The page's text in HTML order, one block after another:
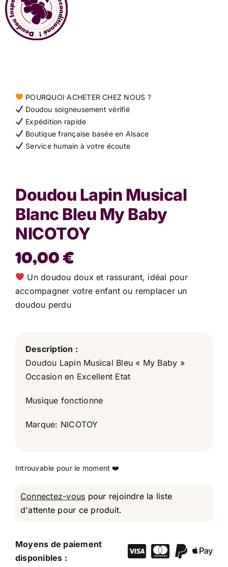
Contact
POURQUOI ACHETER CHEZ NOUS ?
Doudou soigneusement vérifié
Expédition rapide
Boutique française basée en Alsace
Service humain à votre écoute
Doudou Lapin Musical
Blanc Bleu My Baby
NICOTOY
10,00€
Un doudou doux et rassurant, idéal pour
accompagner votre enfant ou remplacer un
doudou perdu
Description :
Doudou Lapin Musical Bleu « My Baby »
Occasion en Excellent Etat
Musique fonctionne
Marque: NICOTOY
Connectez-vous pour rejoindre la liste
d'attente pour ce produit.
Moyens de paiement
disponibles :